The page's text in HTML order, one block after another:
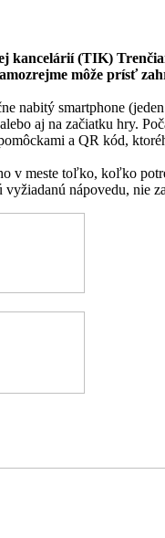
kancelárií (TIK)
môže prísť
nabitý smartphone
aj na začiatku hry.
a QR kód,
v meste toľko, koľko
vyžiadanú nápovedu, nie